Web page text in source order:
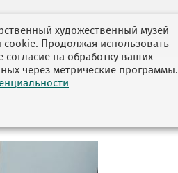
художественный музей
cookie. Продолжая использовать
согласие на обработку ваших
через метрические программы.